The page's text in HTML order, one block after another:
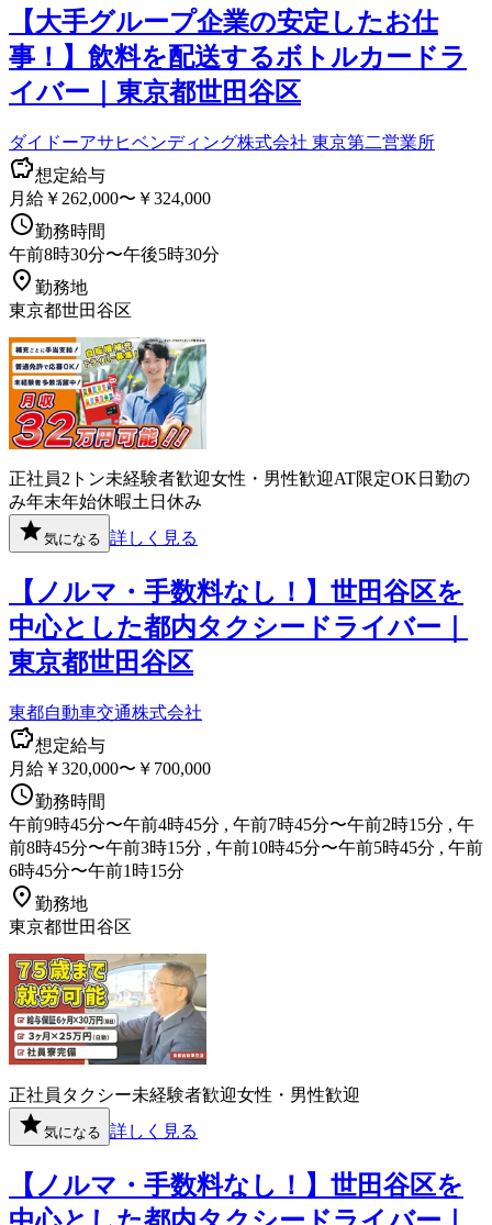
【大手グループ企業の安定したお仕
事！】飲料を配送するボトルカードラ
イバー｜東京都世田谷区
ダイドーアサヒベンディング株式会社 東京第二営業所
想定給与
月給￥262,000〜￥324,000
勤務時間
午前8時30分〜午後5時30分
勤務地
東京都世田谷区
正社員2トン未経験者歓迎女性・男性歓迎AT限定OK 日勤の
み年末年始休暇土日休み
気になる 詳しく見る
【ノルマ・手数料なし！】世田谷区を
中心とした都内タクシードライバー｜
東京都世田谷区
東都自動車交通株式会社
想定給与
月給￥320,000〜￥700,000
勤務時間
午前9時45分〜午前4時45分 , 午前7時45分〜午前2時15分 , 午
前8時45分〜午前3時15分 , 午前10時45分〜午前5時45分 , 午前
6時45分〜午前1時15分
勤務地
東京都世田谷区
正社員 タクシー未経験者歓迎女性・男性歓迎
気になる 詳しく見る
【ノルマ・手数料なし！】世田谷区を